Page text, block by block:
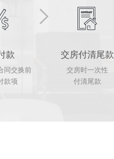
款
同交换前
款项
交房付清尾款
交房时一次性
付清尾款